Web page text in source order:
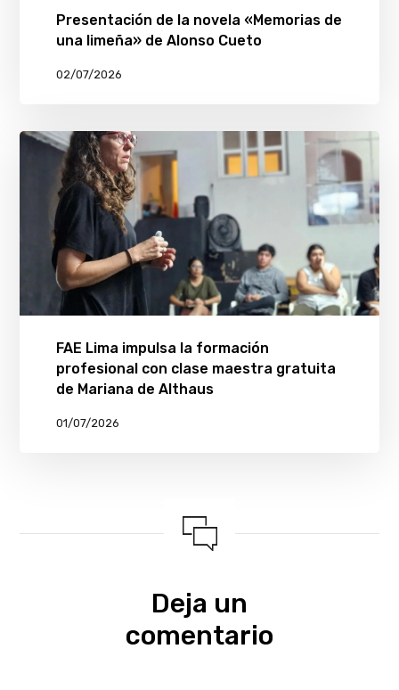
Presentación de la novela «Memorias de
una limeña» de Alonso Cueto
02/07/2026
FAE Lima impulsa la formación
profesional con clase maestra gratuita
de Mariana de Althaus
01/07/2026
Deja un
comentario